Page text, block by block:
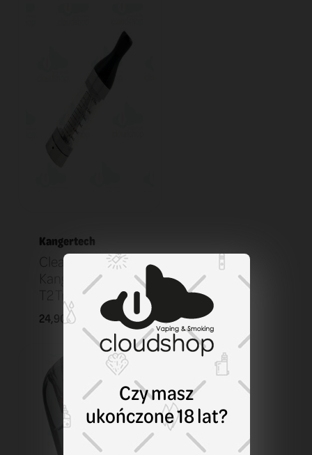
Kangertech
Clearomizer
KangerTech EGO
T2 Transparent
24,90 zł KOSZYK
Czy masz
ukończone 18 lat?